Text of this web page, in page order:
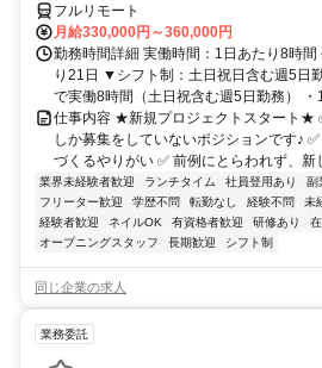
フルリモート
月給330,000円～360,000円
勤務時間詳細 実働時間：1日あたり8時
り21日 ▼シフト制：土日祝日含む週5日
で実働8時間（土日祝含む週5日勤務）
仕事内容 ★新規プロジェクトスタート★
しか募集をしていないポジションです♪
づくるやりがい ✅ 前例にとらわれず、新
業界未経験者歓迎 ランチタイム 社員登用あり
副
フリーター歓迎
学歴不問 転勤なし 経験不問 未
経験者歓迎
ネイルOK 有資格者歓迎 研修あり
オープニングスタッフ
長期歓迎 シフト制
同じ企業の求人
業務委託